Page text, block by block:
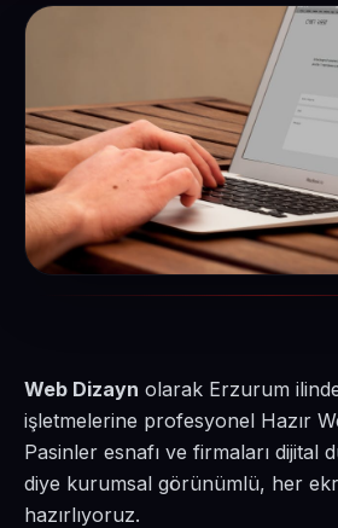
Web Dizayn olarak Erzurum
işletmelerine profesyonel Hazır
Pasinler esnafı ve firmaları dijital
diye kurumsal görünümlü, her
hazırlıyoruz.